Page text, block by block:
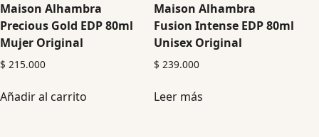
Maison Alhambra
Precious Gold EDP 80ml
Mujer Original
$ 215.000
Añadir al carrito
Maison Alhambra
Fusion Intense EDP 80ml
Unisex Original
$ 239.000
Leer más